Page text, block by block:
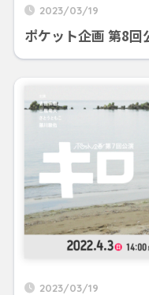
2023/03/19
ポケット企画 第8
2023/03/19